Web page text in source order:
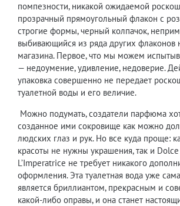
помпезности, никакой ожидаемой
прозрачный прямоугольный флакон с
строгие формы, черный колпачок,
выбивающийся из ряда других флаконов
магазина. Первое, что мы можем
— недоумение, удивление, недоверие.
упаковка совершенно не передает
туалетной воды и его величие.
Можно подумать, создатели парфюма
созданное ими сокровище как можно
людских глаз и рук. Но все куда проще:
красоты не нужны украшения, так и
L’Imperatrice не требует никакого
оформления. Эта туалетная вода уже
является бриллиантом, прекрасным и
какой-либо оправы, и она станет